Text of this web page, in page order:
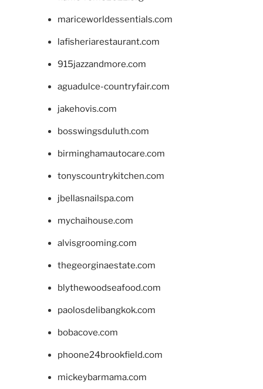
mariceworldessentials.com
lafisheriarestaurant.com
915jazzandmore.com
aguadulce-countryfair.com
jakehovis.com
bosswingsduluth.com
birminghamautocare.com
tonyscountrykitchen.com
jbellasnailspa.com
mychaihouse.com
alvisgrooming.com
thegeorginaestate.com
blythewoodseafood.com
paolosdelibangkok.com
bobacove.com
phoone24brookfield.com
mickeybarmama.com